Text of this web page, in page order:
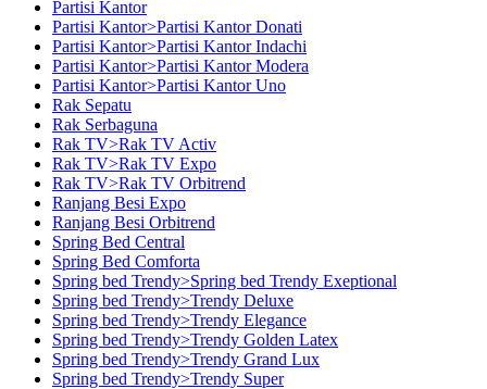
Partisi Kantor
Partisi Kantor>Partisi Kantor Donati
Partisi Kantor>Partisi Kantor Indachi
Partisi Kantor>Partisi Kantor Modera
Partisi Kantor>Partisi Kantor Uno
Rak Sepatu
Rak Serbaguna
Rak TV>Rak TV Activ
Rak TV>Rak TV Expo
Rak TV>Rak TV Orbitrend
Ranjang Besi Expo
Ranjang Besi Orbitrend
Spring Bed Central
Spring Bed Comforta
Spring bed Trendy>Spring bed Trendy Exeptional
Spring bed Trendy>Trendy Deluxe
Spring bed Trendy>Trendy Elegance
Spring bed Trendy>Trendy Golden Latex
Spring bed Trendy>Trendy Grand Lux
Spring bed Trendy>Trendy Super